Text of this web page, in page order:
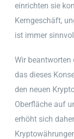
einrichten sie
Kerngeschäft,
ist immer
Wir beantworten
das dieses
den neuen
Oberfläche auf
erhöht sich